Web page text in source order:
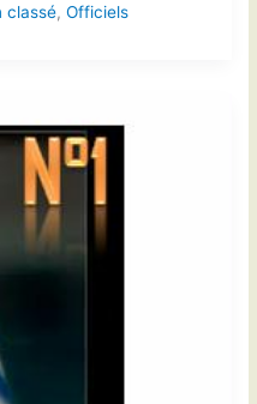
classé, Officiels